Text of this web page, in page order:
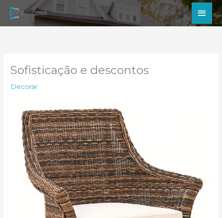
para
Sofisticação e descontos
Decorar